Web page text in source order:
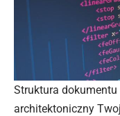
Struktura
architektoniczny